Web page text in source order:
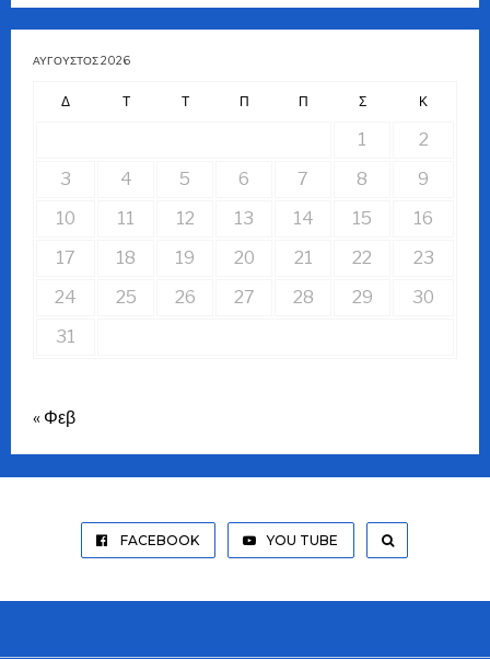
ΑΎΓΟΥΣΤΟΣ 2026
Δ Τ Τ Π Π Σ Κ
1
2
3
4 5 6 7 8
9
10
11 12 13 14 15
16
17
18 19 20 21 22
23
24
25 26 27 28 29
30
31
« Φεβ
FACEBOOK YOU TUBE